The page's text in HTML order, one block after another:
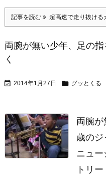
記事を読む 超高速で走り抜け
両腕が無い少年、足の
く
 2014年1月27日  グッとくる
両腕
歳のジ
ニュー
トリ